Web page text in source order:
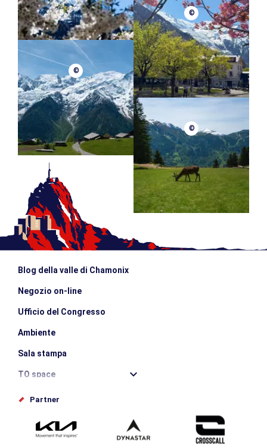
©
©
©
Blog della valle di Chamonix
Negozio on-line
Ufficio del Congresso
Ambiente
Sala stampa
TO space
Offices de tourisme
Inviate il vostro evento
Partner